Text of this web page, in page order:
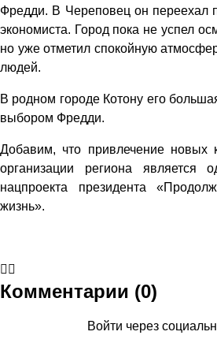
Фредди. В Череповец он переехал
экономиста. Город пока не успел
но уже отметил спокойную
людей.
В родном городе Котону его
выбором Фредди.
Добавим, что привлечение новых
организации региона является
нацпроекта президента
жизнь».
Комментарии (0)
Войти через